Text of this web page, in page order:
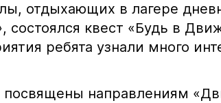
отдыхающих в лагере
состоялся квест «Будь в
ребята узнали много
посвящены направлениям